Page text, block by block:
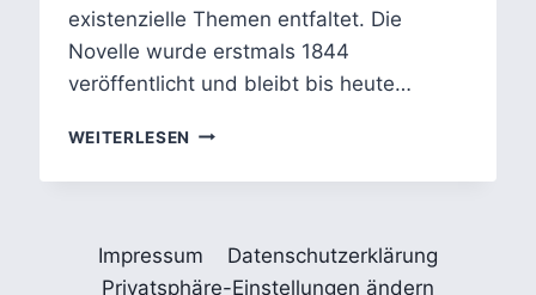
existenzielle Themen entfaltet. Die
Novelle wurde erstmals 1844
veröffentlicht und bleibt bis heute…
WEITERLESEN ADALBERT
BRIGITTA:
SCHÖNHEIT
DER
Impressum
Datenschutzerklärung
Privatsphäre-Einstellungen ändern